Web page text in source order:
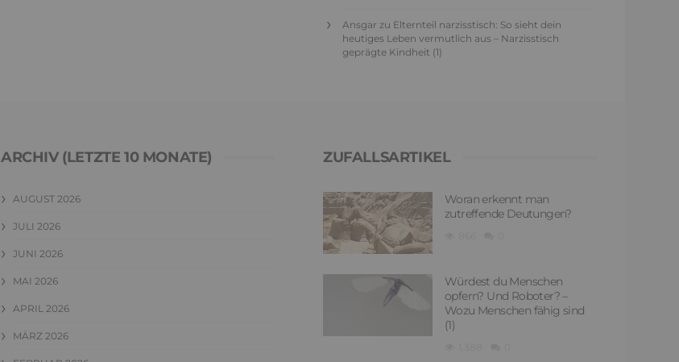
Ansgar zu Elternteil narzisstisch: So sieht dein
heutiges Leben vermutlich aus – Narzisstisch
geprägte Kindheit (1)
ARCHIV (LETZTE 10 MONATE)
AUGUST 2026
JULI 2026
JUNI 2026
MAI 2026
APRIL 2026
MÄRZ 2026
ZUFALLSARTIKEL
Woran erkennt man
zutreffende Deutungen?
Würdest du Menschen
opfern? Und Roboter? –
Wozu Menschen fähig sind
(1)